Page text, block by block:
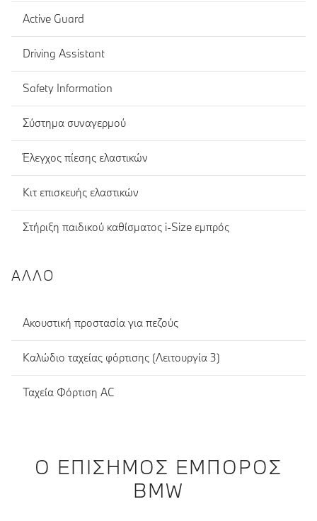
Active Guard
Driving Assistant
Safety Information
Σύστημα συναγερμού
Έλεγχος πίεσης ελαστικών
Κιτ επισκευής ελαστικών
Στήριξη παιδικού καθίσματος i-Size εμπρός
ΆΛΛΟ
Ακουστική προστασία για πεζούς
Καλώδιο ταχείας φόρτισης (Λειτουργία 3)
Ταχεία Φόρτιση AC
Ο ΕΠΊΣΗΜΟΣ ΈΜΠΟΡΟΣ
BMW